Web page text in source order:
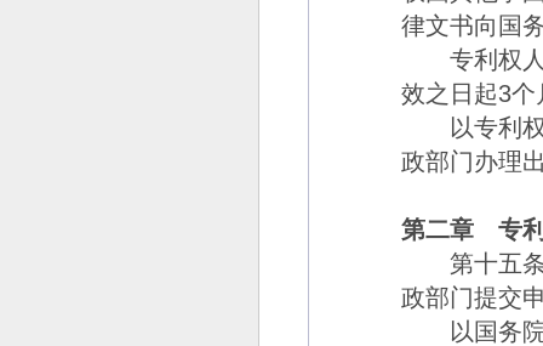
律文书向国
专利权人
效之日起3个
以专利权
政部门办理
第二章 专
第十五
政部门提交
以国务院